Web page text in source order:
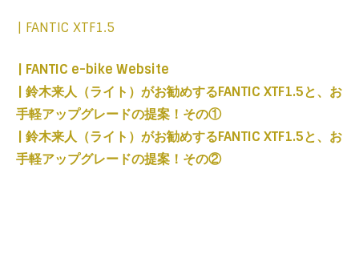
| FANTIC XTF1.5
| FANTIC e-bike Website
| 鈴木来人（ライト）がお勧めするFANTIC XTF1.5と、お
手軽アップグレードの提案！その①
| 鈴木来人（ライト）がお勧めするFANTIC XTF1.5と、お
手軽アップグレードの提案！その②